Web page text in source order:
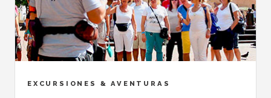
EXCURSIONES & AVENTURAS